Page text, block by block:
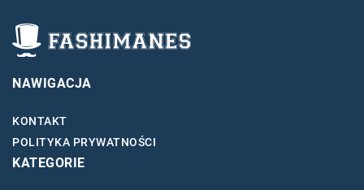
NAWIGACJA
KONTAKT
POLITYKA PRYWATNOŚCI
KATEGORIE